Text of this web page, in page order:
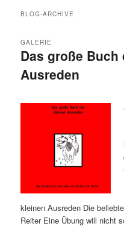
BLOG-ARCHIVE
Das große Buch
Ausreden
GALERIE
kleinen Ausreden Die
Reiter Eine Übung will nicht